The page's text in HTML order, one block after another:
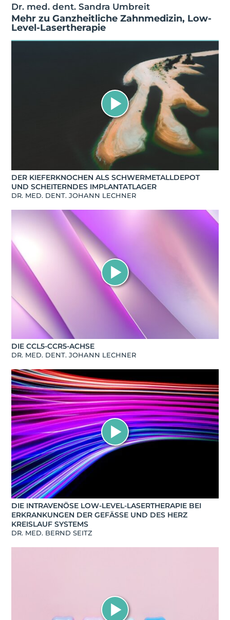
Dr. med. dent. Sandra Umbreit
Mehr zu Ganzheitliche Zahnmedizin, Low-
Level-Lasertherapie
DER KIEFERKNOCHEN ALS SCHWERMETALLDEPOT
UND SCHEITERNDES IMPLANTATLAGER
DR. MED. DENT. JOHANN LECHNER
DIE CCL5-CCR5-ACHSE
DR. MED. DENT. JOHANN LECHNER
DIE INTRAVENÖSE LOW-LEVEL-LASERTHERAPIE BEI
ERKRANKUNGEN DER GEFÄSSE UND DES HERZ K
REISLAUF SYSTEMS
DR. MED. BERND SEITZ